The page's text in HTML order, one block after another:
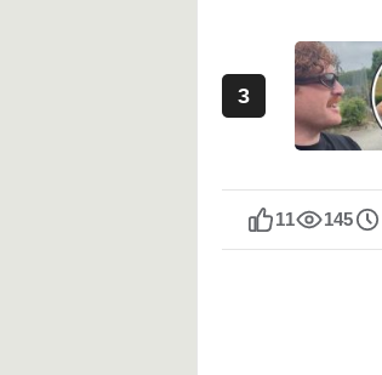
3
11 145